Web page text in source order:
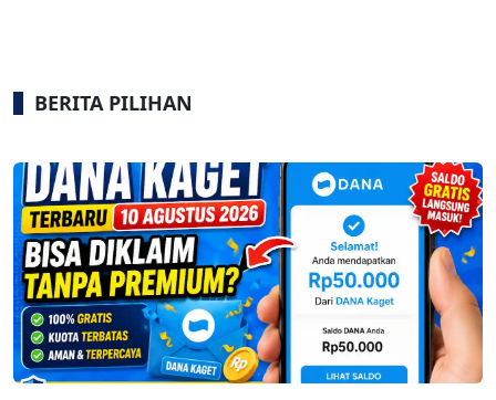
BERITA PILIHAN